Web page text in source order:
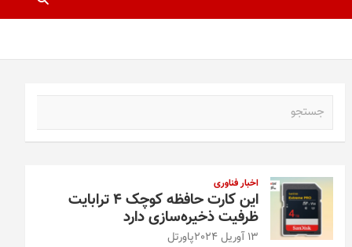
اخبار فناوری
این کارت حافظه کوچک ۴ ترابایت
ظرفیت ذخیره‌سازی دارد
13 آوریل 2024 پاورتل